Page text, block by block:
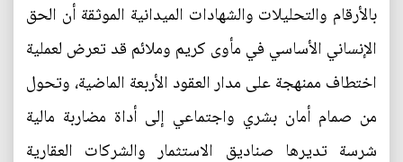
بالأرقام والتحليلات والشهادات الميدانية الموثقة أن الحق
الإنساني الأساسي في مأوى كريم وملائم قد تعرض لعملية
اختطاف ممنهجة على مدار العقود الأربعة الماضية، وتحول
من صمام أمان بشري واجتماعي إلى أداة مضاربة مالية
شرسة تديرها صناديق الاستثمار والشركات العقارية